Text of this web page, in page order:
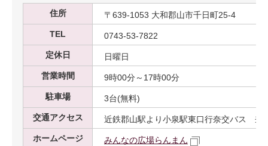
住所
〒639-1053 大和郡山市千日町25-4
TEL
0743-53-7822
定休日
日曜日
営業時間
9時00分～17時00分
駐車場
3台(無料)
交通アクセス
近鉄郡山駅より小泉駅東口行奈交バス 奈
ホームページ
みんなの広場らんまん